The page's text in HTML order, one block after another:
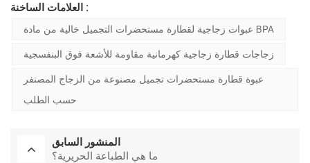
العلامات الساخنة :
عبوات زجاجية لقطارة مستحضرات التجميل خالية من مادة BPA
زجاجات قطارة زجاجية كهرمانية مقاومة للأشعة فوق البنفسجية
عبوة قطارة مستحضرات تجميل مصنوعة من الزجاج المصنفر
حسب الطلب
المنشور السابق
ما هي الطباعة الحريرية؟